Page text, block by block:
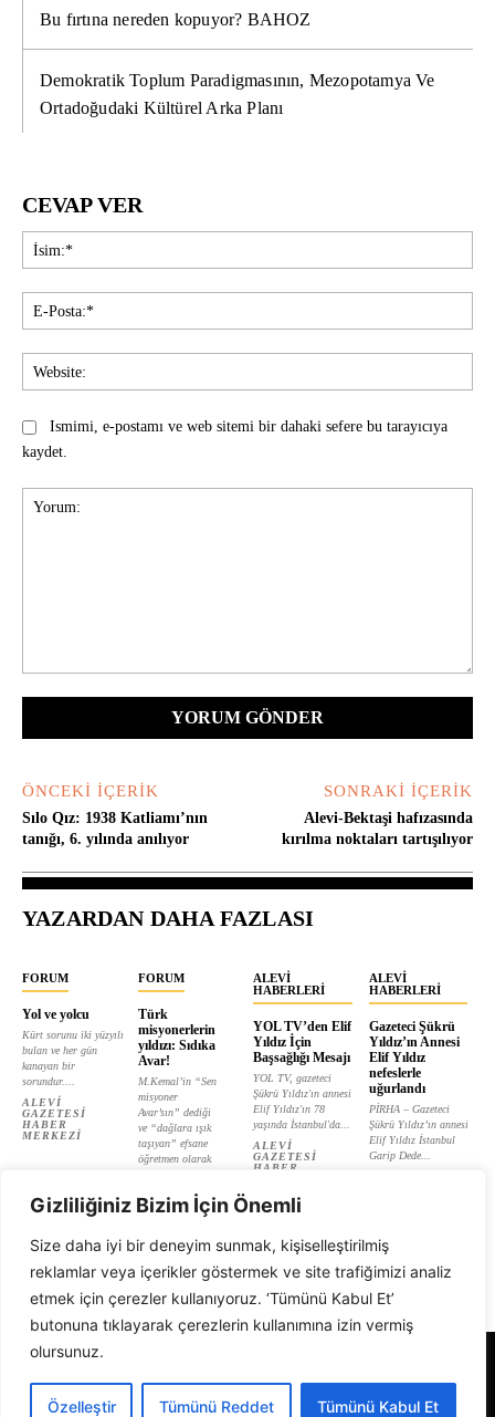
Gizliliğiniz Bizim İçin Önemli
Size daha iyi bir deneyim sunmak, kişiselleştirilmiş
reklamlar veya içerikler göstermek ve site trafiğimizi analiz
etmek için çerezler kullanıyoruz. ‘Tümünü Kabul Et’
butonuna tıklayarak çerezlerin kullanımına izin vermiş
olursunuz.
Özelleştir Tümünü Reddet Tümünü Kabul Et
Bu fırtına nereden kopuyor? BAHOZ
Demokratik Toplum Paradigmasının, Mezopotamya Ve
Ortadoğudaki Kültürel Arka Planı
CEVAP VER
Ismimi, e-postamı ve web sitemi bir dahaki sefere bu tarayıcıya
kaydet.
ÖNCEKI İÇERIK
Sılo Qız: 1938 Katliamı’nın
tanığı, 6. yılında anılıyor
SONRAKI İÇERIK
Alevi-Bektaşi hafızasında
kırılma noktaları tartışılıyor
YAZARDAN DAHA FAZLASI
FORUM
Yol ve yolcu
Kürt sorunu iki yüzyılı
bulan ve her gün
kanayan bir
sorundur....
ALEVI
GAZETESI
HABER
MERKEZI
FORUM
Türk
misyonerlerin
yıldızı: Sıdıka
Avar!
M.Kemal’in “Sen
misyoner
Avar’sın” dediği
ve “dağlara ışık
taşıyan” efsane
öğretmen olarak
ALEVI
GAZETESI
ALEVI
HABERLERI
YOL TV’den Elif
Yıldız İçin
Başsağlığı Mesajı
YOL TV, gazeteci
Şükrü Yıldız'ın annesi
Elif Yıldız'ın 78
yaşında İstanbul'da...
ALEVI
GAZETESI
HABER
ALEVI
HABERLERI
Gazeteci Şükrü
Yıldız’ın Annesi
Elif Yıldız
nefeslerle
uğurlandı
PİRHA – Gazeteci
Şükrü Yıldız’ın annesi
Elif Yıldız İstanbul
Garip Dede...
Alevi Gazetesi